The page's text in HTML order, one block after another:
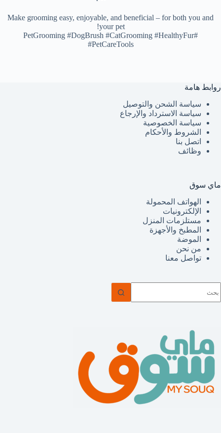
Make grooming easy, enjoyable, and beneficial – for both you and
your pet!
#PetGrooming #DogBrush #CatGrooming #HealthyFur
#PetCareTools
روابط هامة
سياسة الشحن والتوصيل
سياسة الاسترداد والإرجاع
سياسة الخصوصية
الشروط والأحكام
اتصل بنا
وظائف
ماي سوق
الهواتف المحمولة
الإلكترونيات
مستلزمات المنزل
المطبخ والأجهزة
الموضة
من نحن
تواصل معنا
توجد